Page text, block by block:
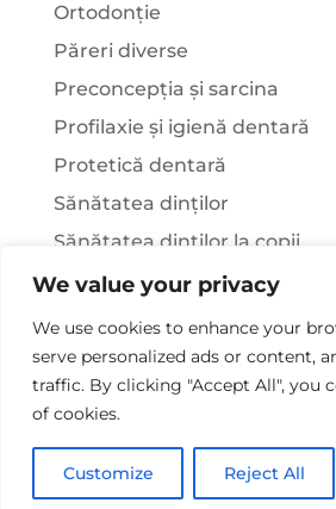
We value your privacy
We use cookies to enhance your
serve personalized ads or content,
traffic. By clicking "Accept All", you
of cookies.
Customize Reject All
Ortodonție
Păreri diverse
Preconcepția și sarcina
Profilaxie și igienă dentară
Protetică dentară
Sănătatea dinților
Sănătatea dinților la copii
Știați că…?
Tratamentul stomatologic la
afecțiuni sistemice
Copywriting© 2025 - Clinica